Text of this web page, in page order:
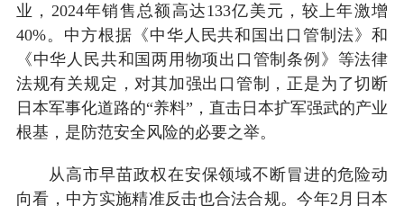
业，2024年销售总额高达133亿美元，较上年激增
40%。中方根据《中华人民共和国出口管制法》和
《中华人民共和国两用物项出口管制条例》等法律
法规有关规定，对其加强出口管制，正是为了切断
日本军事化道路的“养料”，直击日本扩军强武的产业
根基，是防范安全风险的必要之举。
从高市早苗政权在安保领域不断冒进的危险动
向看，中方实施精准反击也合法合规。今年2月日本